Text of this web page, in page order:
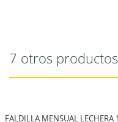
7 otros
FALDILLA MENSUAL LECHERA